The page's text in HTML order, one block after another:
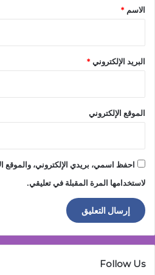
*
الاسم *
البريد الإلكتروني*
الموقع الإلكتروني
احفظ اسمي، بريدي الإلكتروني، والموقع
لاستخدامها المرة المقبلة في تعليقي.
Follow Us